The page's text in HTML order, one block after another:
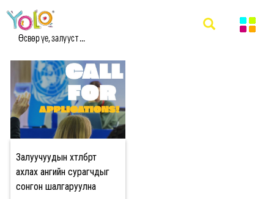
Өсвөр үе, залууст ...
#BRIDGE ACROSS ASIA CONFERENCE 2026
Залуучуудын хөтөлбөрт
ахлах ангийн сурагчдыг
сонгон шалгаруулна